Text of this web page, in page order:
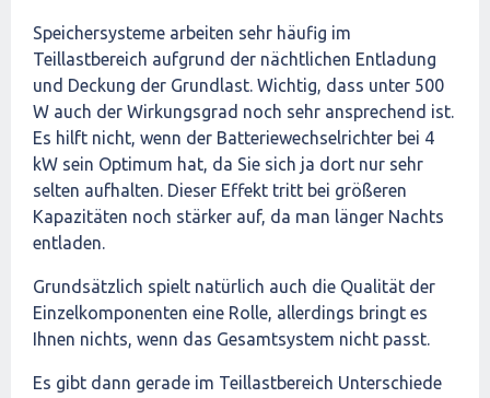
Speichersysteme arbeiten sehr häufig im
Teillastbereich aufgrund der nächtlichen Entladung
und Deckung der Grundlast. Wichtig, dass unter 500
W auch der Wirkungsgrad noch sehr ansprechend ist.
Es hilft nicht, wenn der Batteriewechselrichter bei 4
kW sein Optimum hat, da Sie sich ja dort nur sehr
selten aufhalten. Dieser Effekt tritt bei größeren
Kapazitäten noch stärker auf, da man länger Nachts
entladen.
Grundsätzlich spielt natürlich auch die Qualität der
Einzelkomponenten eine Rolle, allerdings bringt es
Ihnen nichts, wenn das Gesamtsystem nicht passt.
Es gibt dann gerade im Teillastbereich Unterschiede